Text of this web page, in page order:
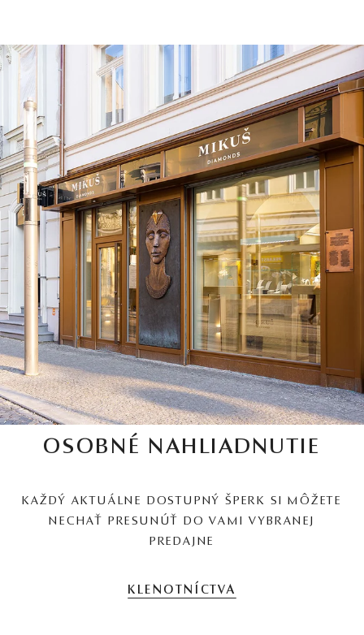
OSOBNÉ NAHLIADNUTIE
KAŽDÝ AKTUÁLNE DOSTUPNÝ ŠPERK SI MÔŽETE
NECHAŤ PRESUNÚŤ DO VAMI VYBRANEJ
PREDAJNE
KLENOTNÍCTVA